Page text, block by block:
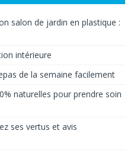
salon de jardin en plastique :
intérieure
de la semaine facilement
naturelles pour prendre soin
ses vertus et avis